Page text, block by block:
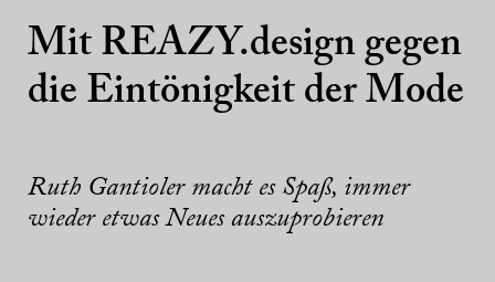
Mit REAZY.design gegen
die Eintönigkeit der Mode
Ruth Gantioler macht es Spaß, immer
wieder etwas Neues auszuprobieren